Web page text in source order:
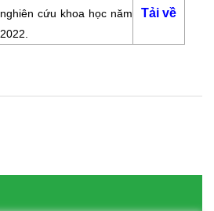
nghiên cứu khoa học năm
2022.
Tải về